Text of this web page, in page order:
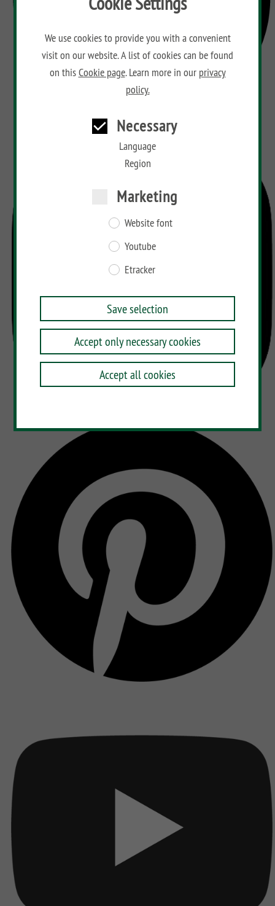
We use cookies to provide you with a convenient
visit on our website. A list of cookies can be found
on thisCookie page. Learn more in our privacy
policy.
Necessary
Language
Region
Marketing
Website font
Youtube
Etracker
Save selection
Accept only necessary cookies
Accept all cookies